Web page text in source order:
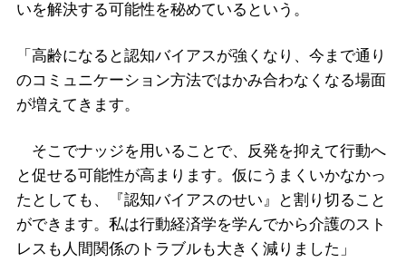
いを解決する可能性を秘めているという。
「高齢になると認知バイアスが強くなり、今まで通り
のコミュニケーション方法ではかみ合わなくなる場面
が増えてきます。
そこでナッジを用いることで、反発を抑えて行動へ
と促せる可能性が高まります。仮にうまくいかなかっ
たとしても、『認知バイアスのせい』と割り切ること
ができます。私は行動経済学を学んでから介護のスト
レスも人間関係のトラブルも大きく減りました」